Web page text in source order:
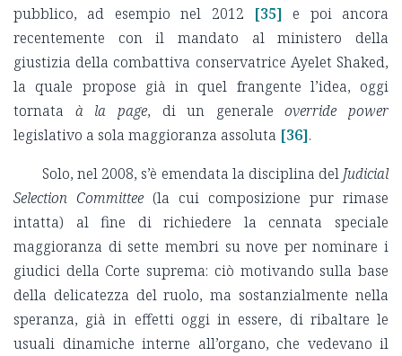
pubblico, ad esempio nel 2012
[35] e poi ancora
recentemente con il mandato al ministero della
giustizia della combattiva conservatrice Ayelet Shaked,
la quale propose già in quel frangente l’idea, oggi
tornata à la page, di un generaleoverride power
legislativo a sola maggioranza assoluta [36].
Solo, nel 2008, s’è emendata la disciplina del Judicial
Selection Committee (la cui composizione pur rimase
intatta) al fine di richiedere la cennata speciale
maggioranza di sette membri su nove per nominare i
giudici della Corte suprema: ciò motivando sulla base
della delicatezza del ruolo, ma sostanzialmente nella
speranza, già in effetti oggi in essere, di ribaltare le
usuali dinamiche interne all’organo, che vedevano il